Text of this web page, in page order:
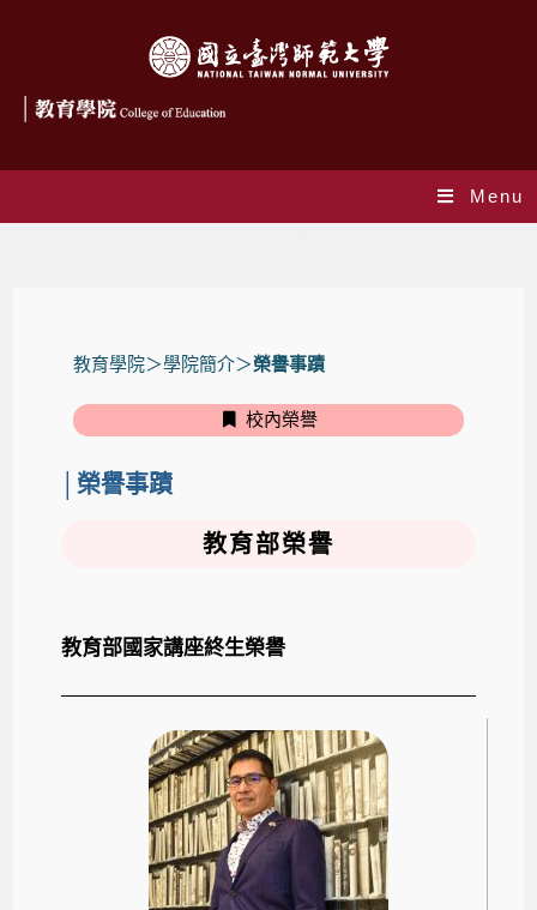
Menu
教育學院＞學院簡介＞榮譽事蹟
校內榮譽
│榮譽事蹟
教育部榮譽
教育部國家講座終生榮譽